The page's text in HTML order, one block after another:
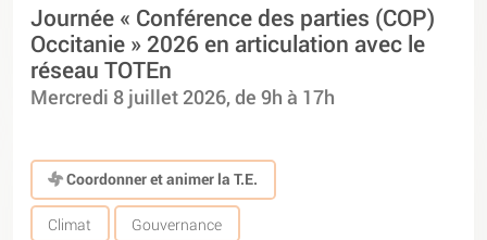
Journée « Conférence des parties (COP)
Occitanie » 2026 en articulation avec le
réseau TOTEn
Mercredi 8 juillet 2026, de 9h à 17h
Coordonner et animer la T.E.
Climat Gouvernance